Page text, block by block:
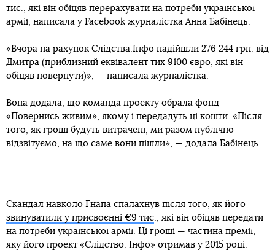
тис., які він обіцяв перерахувати на потреби української
армії, написала у Facebook журналістка Анна Бабінець.
«Вчора на рахунок Слідства.Інфо надійшли 276 244 грн. від
Дмитра (приблизний еквівалент тих 9100 євро, які він
обіцяв повернути)», — написала журналістка.
Вона додала, що команда проекту обрала фонд
«Повернись живим», якому і передадуть ці кошти. «Після
того, як гроші будуть витрачені, ми разом публічно
відзвітуємо, на що саме вони пішли», — додала Бабінець.
Скандал навколо Гнапа спалахнув після того, як його
звинуватили у присвоєнні €9 тис., які він обіцяв передати
на потреби української армії. Ці гроші — частина премії,
яку його проект «Слідство. Інфо» отримав у 2015 році.